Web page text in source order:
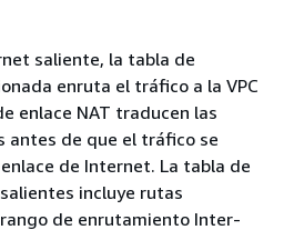
saliente, la tabla de
enruta el tráfico a la VPC
enlace NAT traducen las
antes de que el tráfico se
de Internet. La tabla de
incluye rutas
de enrutamiento Inter-